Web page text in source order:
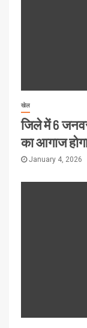
खेल
जिले में 6
का आगाज
January 4, 2026